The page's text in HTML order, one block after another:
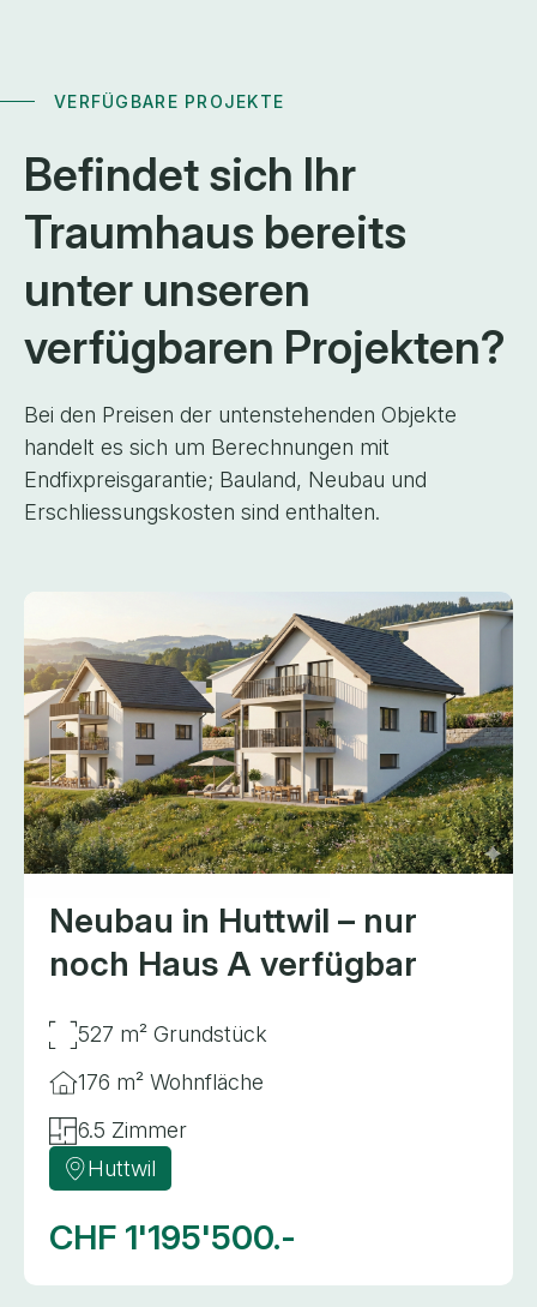
VERFÜGBARE PROJEKTE
Befindet sich Ihr
Traumhaus bereits
unter unseren
verfügbaren Projekten?
Bei den Preisen der untenstehenden Objekte
handelt es sich um Berechnungen mit
Endfixpreisgarantie; Bauland, Neubau und
Erschliessungskosten sind enthalten.
Neubau in Huttwil – nur
noch Haus A verfügbar
527 m² Grundstück
176 m² Wohnfläche
6.5 Zimmer
Huttwil
CHF 1'195'500.-